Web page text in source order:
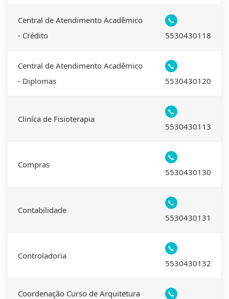
Central de Atendimento Acadêmico
- Crédito
📞
5530430118
Central de Atendimento Acadêmico
- Diplomas
📞
5530430120
Cliníca de Fisioterapia
📞
5530430113
Compras
📞
5530430130
Contabilidade
📞
5530430131
Controladoria
📞
5530430132
Coordenação Curso de Arquitetura
📞